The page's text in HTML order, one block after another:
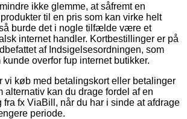
ikke glemme, at såfremt en
til en pris som kan virke helt
burde det i nogle tilfælde være et
internet handler. Kortbestillinger er på
af Indsigelsesordningen, som
overfor fup internet butikker.
vi køb med betalingskort eller betalinger
alternativ kan du drage fordel af en
fx ViaBill, når du har i sinde at afdrage
periode.